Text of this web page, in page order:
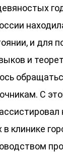
и для
и
С
в клинике